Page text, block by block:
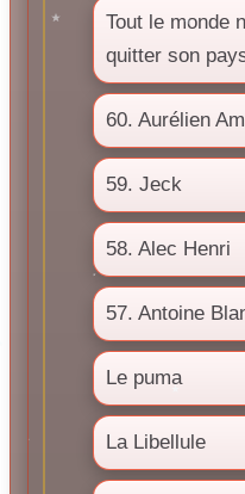
Tout le monde
quitter son
60. Aurélien
59. Jeck
58. Alec Henri
57. Antoine
Le puma
La Libellule